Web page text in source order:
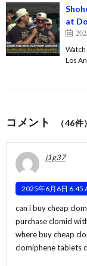
at
Los
コメント （46件）
j1g37
2025年6月6日 6:45
can i buy cheap
purchase clomid
where buy cheap
clomiphene tablets